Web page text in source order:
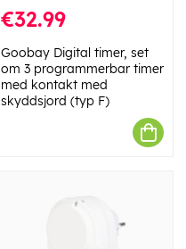
€32.99
Goobay Digital timer, set
om 3 programmerbar timer
med kontakt med
skyddsjord (typ F)